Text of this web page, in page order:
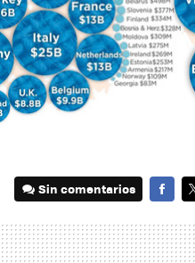
Sin comentarios